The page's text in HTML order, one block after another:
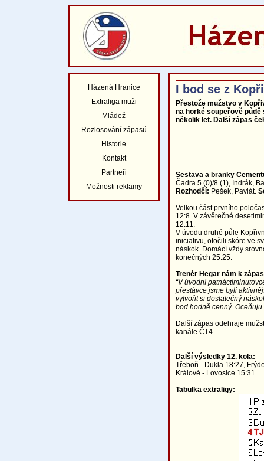
Házená Hranice
Extraliga muži
Mládež
Rozlosování zápasů
Historie
Kontakt
Partneři
Možnosti reklamy
I bod se z
Přestože mužstvo v
na horké soupeřově
několik let. Další zápas
Sestava a branky
Čadra 5 (0)/8 (1), Indrák,
Rozhodčí: Pešek, Pavlát.
Velkou část prvního
12:8. V závěrečné
12:11.
V úvodu druhé půle
iniciativu, otočili skóre ve
náskok. Domácí vždy
konečných 25:25.
Trenér Hegar nám k
“V úvodní
přestávce jsme byli
vytvořit si dostatečný
bod hodně cenný.
Další zápas odehraje
kanále ČT4.
Další výsledky 12. kola:
Třeboň - Dukla 18:27,
Králové - Lovosice 15:31.
Tabulka extraligy: